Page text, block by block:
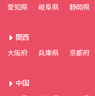
愛知県
岐阜県 静岡県
関西
大阪府
兵庫県 京都府
中国